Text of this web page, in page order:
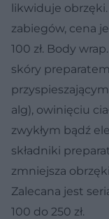
likwiduje obrzęki.
zabiegów, cena
100 zł. Body
skóry
alg), owinięciu
zwykłym bądź
składniki
zmniejsza
Zalecana jest
100 do 250 zł.